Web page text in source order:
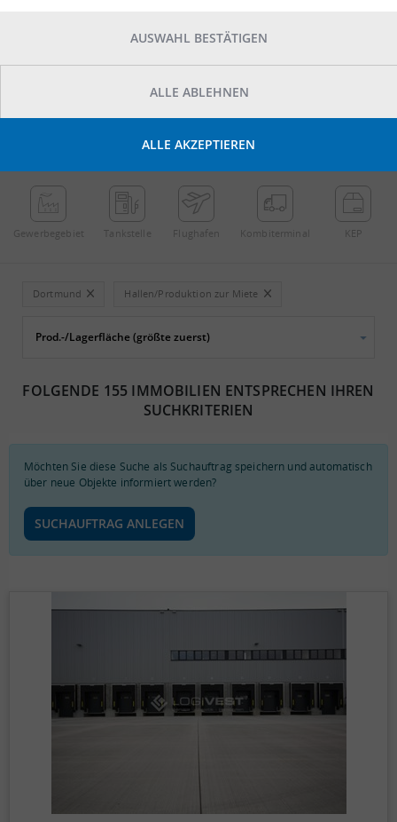
POINTS OF INTEREST
Gewerbe­gebiet Tankstelle Flughafen Kombi­terminal KEP
Dortmund Hallen/Produktion zur Miete
FOLGENDE 155 IMMOBILIEN ENTSPRECHEN IHREN
SUCHKRITERIEN
Möchten Sie diese Suche als Suchauftrag speichern und automatisch
über neue Objekte informiert werden?
SUCHAUFTRAG ANLEGEN
AUSWAHL BESTÄTIGEN
ALLE ABLEHNEN
ALLE AKZEPTIEREN